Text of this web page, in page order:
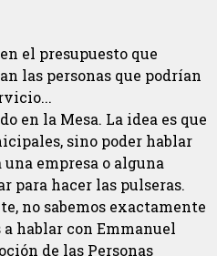
el presupuesto que
las personas que podrían
en la Mesa. La idea es que
sino poder hablar
empresa o alguna
para hacer las pulseras.
no sabemos exactamente
hablar con Emmanuel
de las Personas